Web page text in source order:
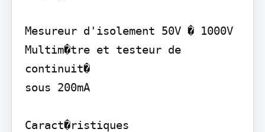
Mesureur d'isolement 50V � 1000V
Multim�tre et testeur de
continuit�
sous 200mA
Caract�ristiques